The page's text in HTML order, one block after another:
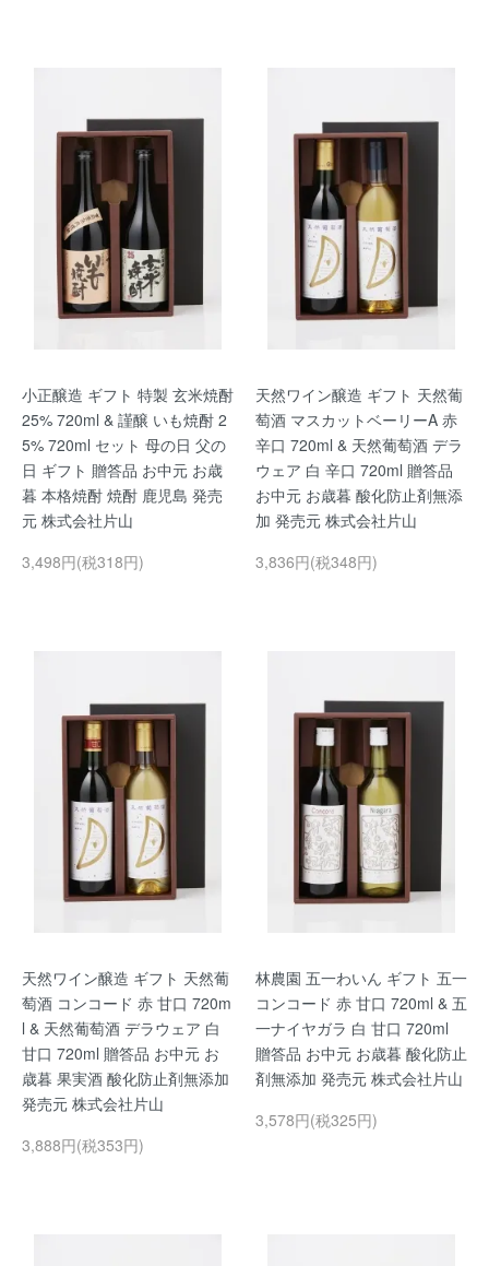
小正醸造 ギフト 特製 玄米焼酎
25% 720ml & 謹醸 いも焼酎 2
5% 720ml セット 母の日 父の
日 ギフト 贈答品 お中元 お歳
暮 本格焼酎 焼酎 鹿児島 発売
元 株式会社片山
3,498円(税318円)
天然ワイン醸造 ギフト 天然葡
萄酒 マスカットベーリーA 赤
辛口 720ml & 天然葡萄酒 デラ
ウェア 白 辛口 720ml 贈答品
お中元 お歳暮 酸化防止剤無添
加 発売元 株式会社片山
3,836円(税348円)
天然ワイン醸造 ギフト 天然葡
萄酒 コンコード 赤 甘口 720m
l & 天然葡萄酒 デラウェア 白
甘口 720ml 贈答品 お中元 お
歳暮 果実酒 酸化防止剤無添加
発売元 株式会社片山
3,888円(税353円)
林農園 五一わいん ギフト 五一
コンコード 赤 甘口 720ml & 五
一ナイヤガラ 白 甘口 720ml
贈答品 お中元 お歳暮 酸化防止
剤無添加 発売元 株式会社片山
3,578円(税325円)